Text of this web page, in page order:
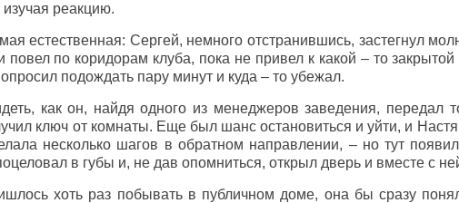
реакцию.
естественная: Сергей, немного отстранившись, застегнул
повел по коридорам клуба, пока не привел к какой – то
подождать пару минут и куда – то убежал.
как он, найдя одного из менеджеров заведения, передал
ключ от комнаты. Еще был шанс остановиться и уйти, и
несколько шагов в обратном направлении, – но тут
в губы и, не дав опомниться, открыл дверь и вместе с
хоть раз побывать в публичном доме, она бы сразу